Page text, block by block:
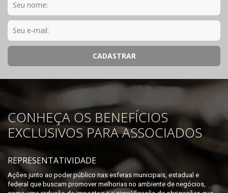
CONHEÇA OS BENEFÍCIOS
EXCLUSIVOS PARA ASSOCIADOS
REPRESENTATIVIDADE
Ações junto ao poder público nas esferas municipais, estadual e
federal que buscam promover melhorias no ambiente de negócios,